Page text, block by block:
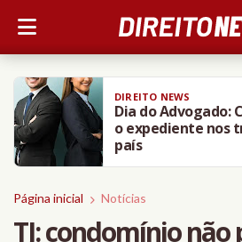
DIREITO NEWS
Dia do Advogado:
o expediente nos
país
Página inicial Notícias
TJ: condomínio não